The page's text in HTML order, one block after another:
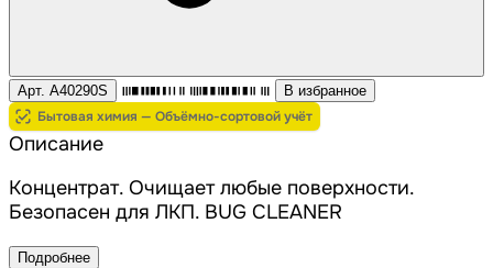
Арт. A40290S В избранное
Бытовая химия — Объёмно-сортовой учёт
Описание
Концентрат. Очищает любые поверхности.
Безопасен для ЛКП. BUG CLEANER
Подробнее